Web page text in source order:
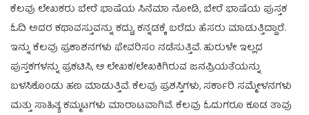
ಕೆಲವು ಲೇಖಕರು ಬೇರೆ ಭಾಷೆಯ ಸಿನೆಮಾ ನೋಡಿ, ಬೇರೆ ಭಾಷೆಯ ಪುಸ್ತಕ
ಓದಿ ಅದರ ಕಥಾವಸ್ತುವನ್ನು ಕದ್ದು, ಕನ್ನಡಕ್ಕೆ ಬರೆದು ಹೆಸರು ಮಾಡುತ್ತಿದ್ದಾರೆ.
ಇನ್ನು ಕೆಲವು ಪ್ರಕಾಶನಗಳು ಫೇವರಿಸಂ ನಡೆಸುತ್ತಿವೆ. ಹುರುಳೇ ಇಲ್ಲದ
ಪುಸ್ತಕಗಳನ್ನು ಪ್ರಕಟಿಸಿ, ಆ ಲೇಖಕ/ಲೇಖಕಿಗಿರುವ ಜನಪ್ರಿಯತೆಯನ್ನು
ಬಳಸಿಕೊಂಡು ಹಣ ಮಾಡುತ್ತಿವೆ. ಕೆಲವು ಪ್ರಶಸ್ತಿಗಳು, ಸರ್ಕಾರಿ ಸಮ್ಮೇಳನಗಳು
ಮತ್ತು ಸಾಹಿತ್ಯ ಕಮ್ಮಟಗಳು ಮಾರಾಟವಾಗಿವೆ. ಕೆಲವು ಓದುಗರೂ ಕೂಡ ತಾವು